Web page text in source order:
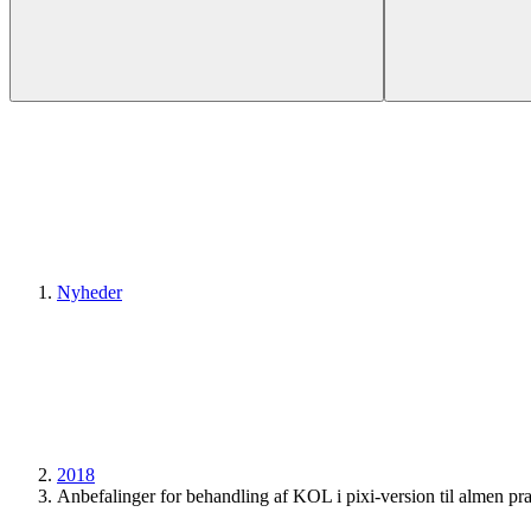
Nyheder
2018
Anbefalinger for behandling af KOL i pixi-version til almen